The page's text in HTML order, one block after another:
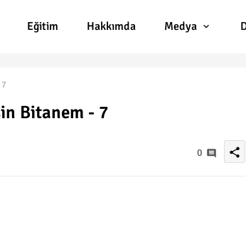
Eğitim Hakkımda Medya
Bitanem - 7
0 share